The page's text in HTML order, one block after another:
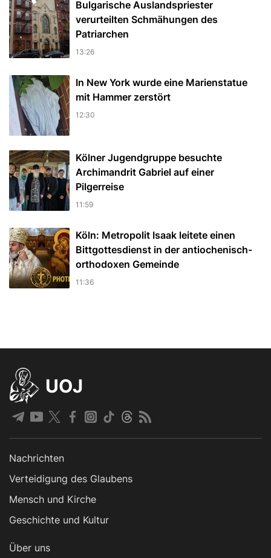
Bulgarische Auslandspriester
verurteilten Schmähungen des
Patriarchen
13:26
In New York wurde eine Marienstatue
mit Hammer zerstört
12:30
Kölner Jugendgruppe besuchte
Archimandrit Gabriel auf einer
Pilgerreise
11:59
Köln: Metropolit Isaak leitete einen
Bittgottesdienst in der antiochenisch-
orthodoxen Gemeinde
11:36
UOJ
Nachrichten
Verteidigung des Glaubens
Mensch und Kirche
Geschichte und Kultur
Über uns